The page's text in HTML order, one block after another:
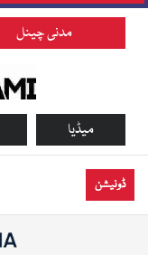
مدنی چینل
میڈیا
ڈونیشن